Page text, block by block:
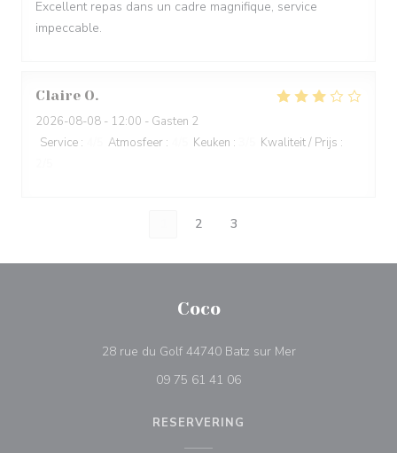
Excellent repas dans un cadre magnifique, service
impeccable.
Claire O
2026-08-08 - 12:00 - Gasten 2
Service : Atmosfeer : Keuken : Kwaliteit / Prijs :
2 3
Coco
28 rue du Golf 44740 Batz sur Mer((opent in een
09 75 61 41 06
RESERVERING